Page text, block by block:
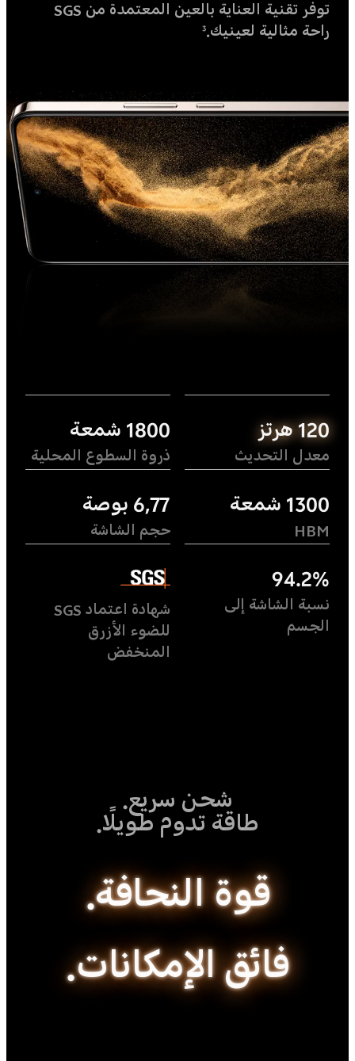
توفر تقنية العناية بالعين المعتمدة من SGS
راحة مثالية لعينيك.3
120 هرتز
معدل التحديث
1800 شمعة
ذروة السطوع المحلية
1300 شمعة
HBM
6,77 بوصة
حجم الشاشة
94.2%
نسبة الشاشة إلى
الجسم
شهادة اعتماد SGS
للضوء الأزرق
المنخفض
شحن سريع.
طاقة تدوم طويلًا.
قوة النحافة.
فائق الإمكانات.